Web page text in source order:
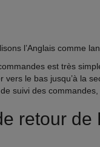
l’Anglais comme
est très
vers le bas jusqu’à la
suivi des
retour de